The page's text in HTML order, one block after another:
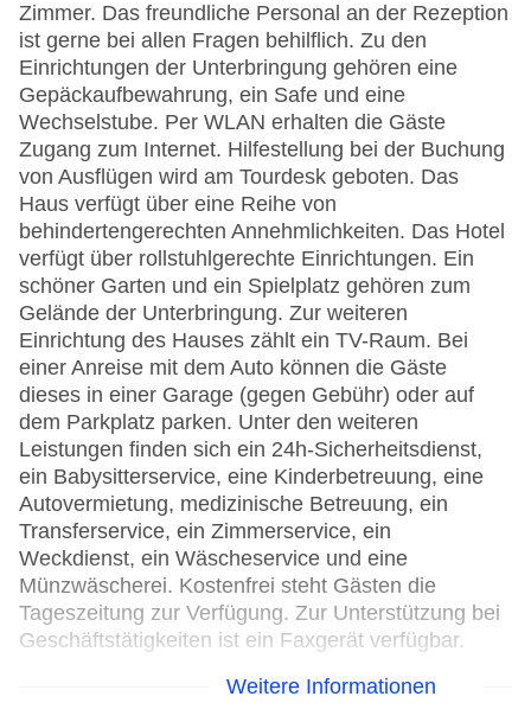
Zimmer. Das freundliche Personal an der Rezeption
ist gerne bei allen Fragen behilflich. Zu den
Einrichtungen der Unterbringung gehören eine
Gepäckaufbewahrung, ein Safe und eine
Wechselstube. Per WLAN erhalten die Gäste
Zugang zum Internet. Hilfestellung bei der Buchung
von Ausflügen wird am Tourdesk geboten. Das
Haus verfügt über eine Reihe von
behindertengerechten Annehmlichkeiten. Das Hotel
verfügt über rollstuhlgerechte Einrichtungen. Ein
schöner Garten und ein Spielplatz gehören zum
Gelände der Unterbringung. Zur weiteren
Einrichtung des Hauses zählt ein TV-Raum. Bei
einer Anreise mit dem Auto können die Gäste
dieses in einer Garage (gegen Gebühr) oder auf
dem Parkplatz parken. Unter den weiteren
Leistungen finden sich ein 24h-Sicherheitsdienst,
ein Babysitterservice, eine Kinderbetreuung, eine
Autovermietung, medizinische Betreuung, ein
Transferservice, ein Zimmerservice, ein
Weckdienst, ein Wäscheservice und eine
Münzwäscherei. Kostenfrei steht Gästen die
Tageszeitung zur Verfügung. Zur Unterstützung bei
Geschäftstätigkeiten ist ein Faxgerät verfügbar.
Weitere Informationen